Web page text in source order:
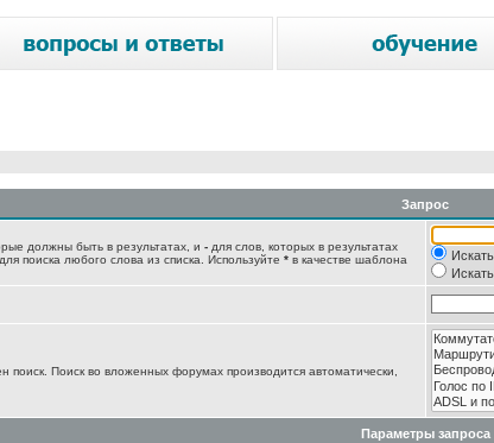
Запрос
должны быть в результатах, и - для слов, которых в результатах
для поиска любого слова из списка. Используйте * в качестве шаблона
Поиск во вложенных форумах производится автоматически,
Параметры запроса